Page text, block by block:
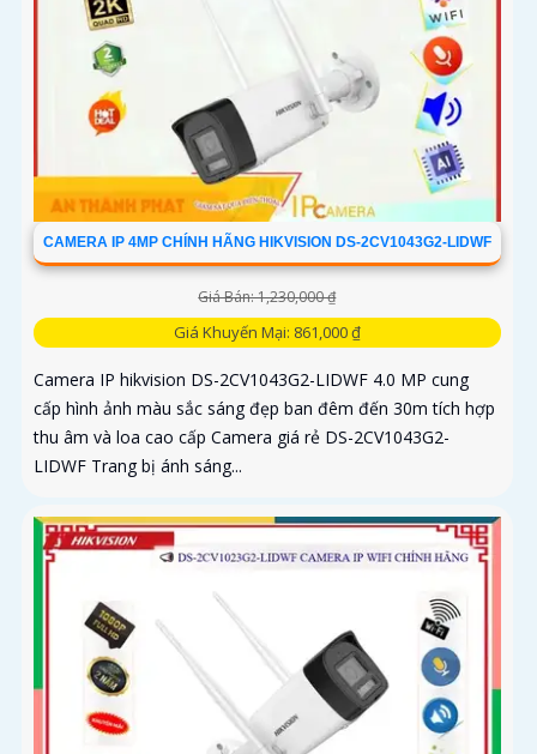
CAMERA IP 4MP CHÍNH HÃNG HIKVISION DS-2CV1043G2-LIDWF
Giá Bán: 1,230,000 ₫
Giá Khuyến Mại: 861,000 ₫
Camera IP hikvision DS-2CV1043G2-LIDWF 4.0 MP cung
cấp hình ảnh màu sắc sáng đẹp ban đêm đến 30m tích hợp
thu âm và loa cao cấp Camera giá rẻ DS-2CV1043G2-
LIDWF Trang bị ánh sáng...